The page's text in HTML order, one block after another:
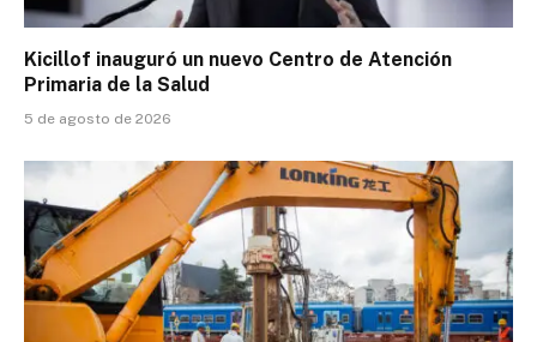
Kicillof inauguró un nuevo Centro de Atención
Primaria de la Salud
5 de agosto de 2026